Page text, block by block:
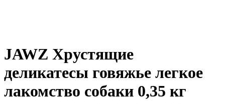
JAWZ Хрустящие
деликатесы говяжье легкое
лакомство собаки 0,35 кг